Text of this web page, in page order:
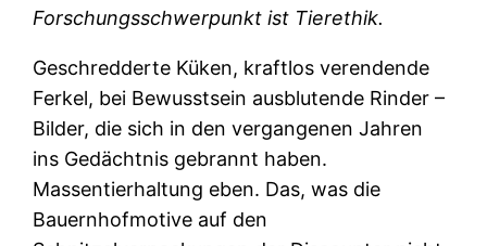
Forschungsschwerpunkt ist Tierethik.
Geschredderte Küken, kraftlos verendende
Ferkel, bei Bewusstsein ausblutende Rinder –
Bilder, die sich in den vergangenen Jahren
ins Gedächtnis gebrannt haben.
Massentierhaltung eben. Das, was die
Bauernhofmotive auf den